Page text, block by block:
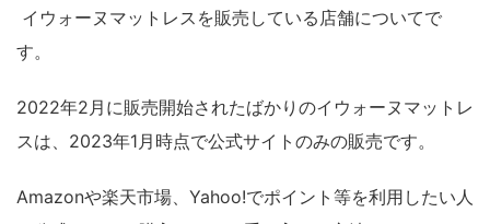
イウォーヌマットレスを販売している店舗についてで
す。
2022年2月に販売開始されたばかりのイウォーヌマットレ
スは、2023年1月時点で公式サイトのみの販売です。
Amazonや楽天市場、Yahoo!でポイント等を利用したい人